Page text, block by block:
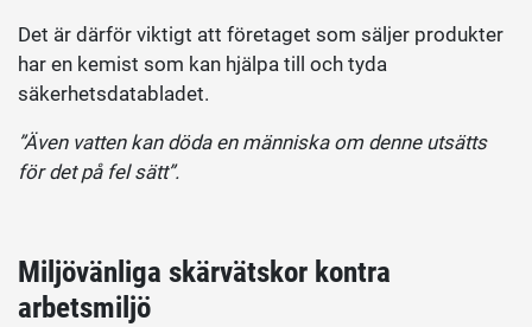
Det är därför viktigt att företaget som säljer produkter
har en kemist som kan hjälpa till och tyda
säkerhetsdatabladet.
”Även vatten kan döda en människa om denne utsätts
för det på fel sätt”.
Miljövänliga skärvätskor kontra
arbetsmiljö